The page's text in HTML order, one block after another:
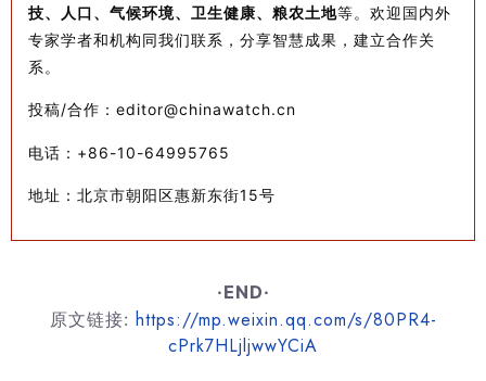
技、 人口、 气候环境、卫生健康、粮农土地等。欢迎国内外
专家学者和机构同我们联系，分享智慧成果，建立合作关
系。
投稿/合作：editor@chinawatch.cn
电话：+86-10-64995765
地址：北京市朝阳区惠新东街15号
·END·
原文链接: https://mp.weixin.qq.com/s/80PR4-
cPrk7HLjljwwYCiA